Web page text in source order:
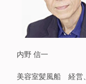
内野 信一
美容室髪風船 経営